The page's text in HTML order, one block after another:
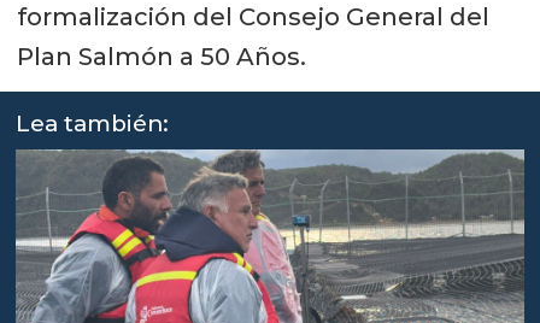
formalización del Consejo General del
Plan Salmón a 50 Años.
Lea también: